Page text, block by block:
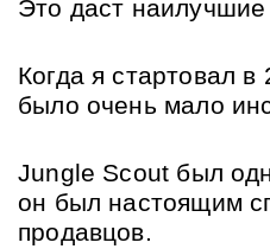
Это даст наилучшие
Когда я стартовал в
было очень мало
Jungle Scout был
он был настоящим
продавцов.